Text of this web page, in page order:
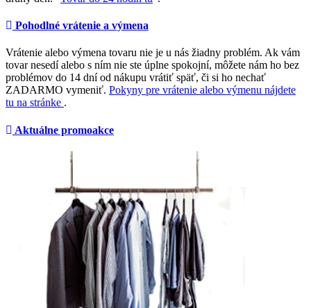
Pohodlné vrátenie a výmena
Vrátenie alebo výmena tovaru nie je u nás žiadny problém. Ak vám
tovar nesedí alebo s ním nie ste úplne spokojní, môžete nám ho bez
problémov do 14 dní od nákupu vrátiť späť, či si ho nechať
ZADARMO vymeniť. Pokyny pre vrátenie alebo výmenu nájdete
tu na stránke .
Aktuálne promoakce